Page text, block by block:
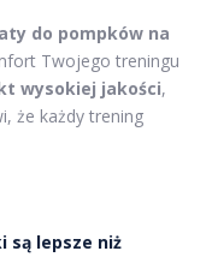
do pompków na
Twojego treningu
wysokiej jakości,
że każdy trening
są lepsze niż